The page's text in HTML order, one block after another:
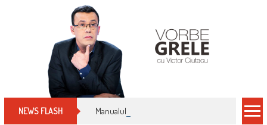
NEWS FLASH Manualul micului cititor de facturi: nu plăti